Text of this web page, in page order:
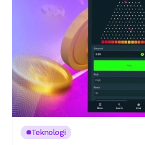
Teknologi